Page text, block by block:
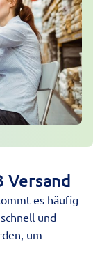
Versand
es häufig
und
um